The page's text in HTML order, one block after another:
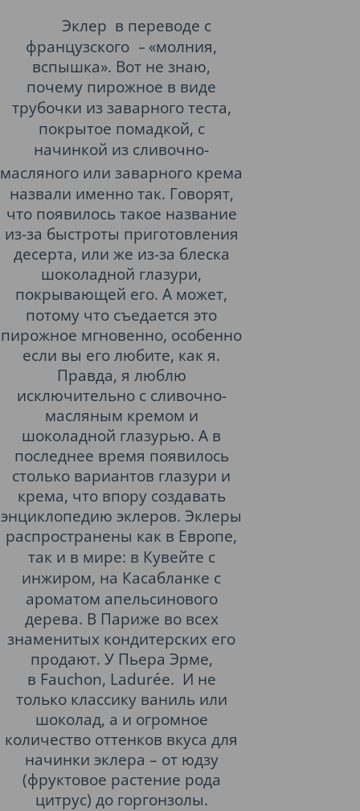
Эклер в переводе с
французского – «молния,
вспышка». Вот не знаю,
почему пирожное в виде
трубочки из заварного теста,
покрытое помадкой, с
начинкой из сливочно-
масляного или заварного крема
назвали именно так. Говорят,
что появилось такое название
из-за быстроты приготовления
десерта, или же из-за блеска
шоколадной глазури,
покрывающей его. А может,
потому что съедается это
пирожное мгновенно, особенно
если вы его любите, как я.
Правда, я люблю
исключительно с сливочно-
масляным кремом и
шоколадной глазурью. А в
последнее время появилось
столько вариантов глазури и
крема, что впору создавать
энциклопедию эклеров. Эклеры
распространены как в Европе,
так и в мире: в Кувейте с
инжиром, на Касабланке с
ароматом апельсинового
дерева. В Париже во всех
знаменитых кондитерских его
продают. У Пьера Эрме,
в Fauchon, Ladurée. И не
только классику ваниль или
шоколад, а и огромное
количество оттенков вкуса для
начинки эклера – от юдзу
(фруктовое растение рода
цитрус) догоргонзолы.